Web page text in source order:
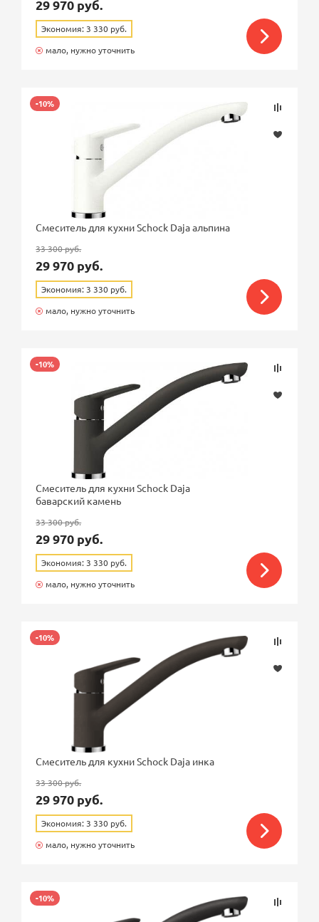
29 970 руб.
Экономия: 3 330 руб.
мало, нужно уточнить
-10%
Смеситель для кухни Schock Daja альпина
33 300 руб.
29 970 руб.
Экономия: 3 330 руб.
мало, нужно уточнить
-10%
Смеситель для кухни Schock Daja
баварский камень
33 300 руб.
29 970 руб.
Экономия: 3 330 руб.
мало, нужно уточнить
-10%
Смеситель для кухни Schock Daja инка
33 300 руб.
29 970 руб.
Экономия: 3 330 руб.
мало, нужно уточнить
-10%